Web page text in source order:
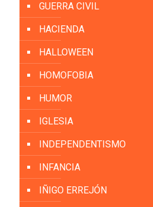
GUERRA CIVIL
HACIENDA
HALLOWEEN
HOMOFOBIA
HUMOR
IGLESIA
INDEPENDENTISMO
INFANCIA
IÑIGO ERREJÓN